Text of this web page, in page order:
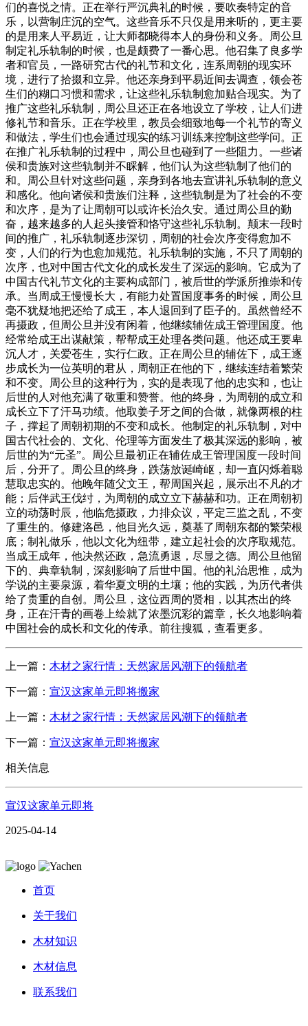
们的喜悦之情。正在举行严沉典礼的时候，要吹奏特定的音
乐，以营制庄沉的空气。这些音乐不只仅是用来听的，更主要
的是用来人平易近，让大师都晓得本人的身份和义务。周公旦
制定礼乐轨制的时候，也是颇费了一番心思。他召集了良多学
者和官员，一路研究古代的礼节和文化，连系周朝的现实环
境，进行了拾掇和立异。他还亲身到平易近间去调查，领会苍
生们的糊口习惯和需求，让这些礼乐轨制愈加贴合现实。为了
推广这些礼乐轨制，周公旦还正在各地设立了学校，让人们进
修礼节和音乐。正在学校里，教员会细致地每一个礼节的寄义
和做法，学生们也会通过现实的练习训练来控制这些学问。正
在推广礼乐轨制的过程中，周公旦也碰到了一些阻力。一些诸
侯和贵族对这些轨制并不睬解，他们认为这些轨制了他们的
和。周公旦针对这些问题，亲身到各地去宣讲礼乐轨制的意义
和感化。他向诸侯和贵族们注释，这些轨制是为了社会的不变
和次序，是为了让周朝可以或许长治久安。通过周公旦的勤
奋，越来越多的人起头接管和恪守这些礼乐轨制。颠末一段时
间的推广，礼乐轨制逐步深切，周朝的社会次序变得愈加不
变，人们的行为也愈加规范。礼乐轨制的实施，不只了周朝的
次序，也对中国古代文化的成长发生了深远的影响。它成为了
中国古代礼节文化的主要构成部门，被后世的学派所推崇和传
承。当周成王慢慢长大，有能力处置国度事务的时候，周公旦
毫不犹疑地把还给了成王，本人退回到了臣子的。虽然曾经不
再摄政，但周公旦并没有闲着，他继续辅佐成王管理国度。他
经常给成王出谋献策，帮帮成王处理各类问题。他还成王要卑
沉人才，关爱苍生，实行仁政。正在周公旦的辅佐下，成王逐
步成长为一位英明的君从，周朝正在他的下，继续连结着繁荣
和不变。周公旦的这种行为，实的是表现了他的忠实和，也让
后世的人对他充满了敬重和赞誉。他的终身，为周朝的成立和
成长立下了汗马功绩。他取姜子牙之间的合做，就像两根的柱
子，撑起了周朝初期的不变和成长。他制定的礼乐轨制，对中
国古代社会的、文化、伦理等方面发生了极其深远的影响，被
后世的为“元圣”。周公旦最初正在辅佐成王管理国度一段时间
后，分开了。周公旦的终身，跌荡放诞崎岖，却一直闪烁着聪
慧取忠实的。他晚年随父文王，帮周国兴起，展示出不凡的才
能；后伴武王伐纣，为周朝的成立立下赫赫和功。正在周朝初
立的动荡时辰，他临危摄政，力排众议，平定三监之乱，不变
了重生的。修建洛邑，他目光久远，奠基了周朝东都的繁荣根
底；制礼做乐，他以文化为纽带，建立起社会的次序取规范。
当成王成年，他决然还政，急流勇退，尽显之德。周公旦他留
下的、典章轨制，深刻影响了后世中国。他的礼治思惟，成为
学说的主要泉源，着华夏文明的土壤；他的实践，为历代者供
给了贵重的自创。周公旦，这位西周的贤相，以其杰出的终
身，正在汗青的画卷上绘就了浓墨沉彩的篇章，长久地影响着
中国社会的成长和文化的传承。前往搜狐，查看更多。
上一篇： ‌木材之家行情：天然家居风潮下的领航者‌
下一篇： 宣汉这家单元即将搬家
上一篇： ‌木材之家行情：天然家居风潮下的领航者‌
下一篇： 宣汉这家单元即将搬家
相关信息
宣汉这家单元即将
2025-04-14
首页
关于我们
木材知识
木材信息
联系我们